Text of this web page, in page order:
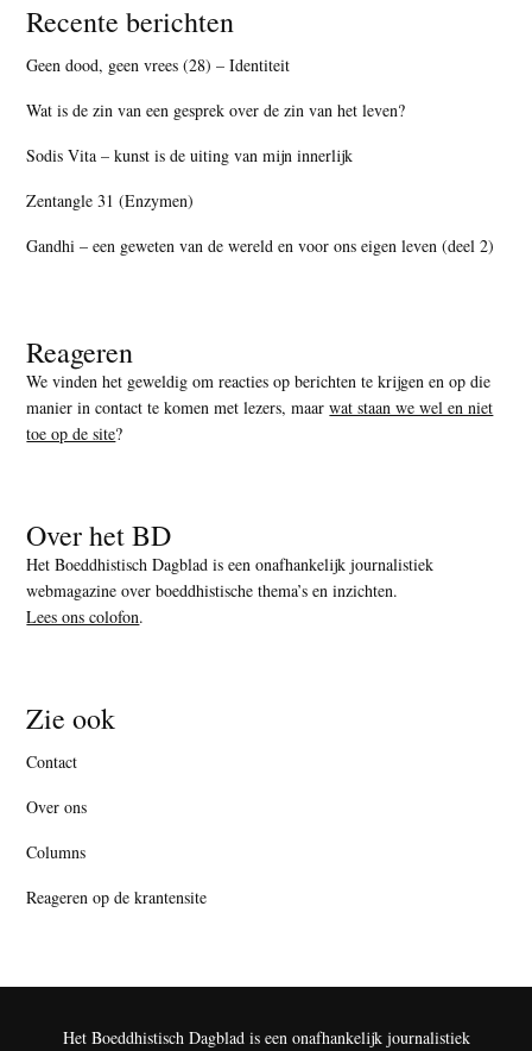
Recente berichten
Geen dood, geen vrees (28) – Identiteit
Wat is de zin van een gesprek over de zin van het leven?
Sodis Vita – kunst is de uiting van mijn innerlijk
Zentangle 31 (Enzymen)
Gandhi – een geweten van de wereld en voor ons eigen leven (deel 2)
Reageren
We vinden het geweldig om reacties op berichten te krijgen en op die
manier in contact te komen met lezers, maarwat staan we wel en niet
toe op de site?
Over het BD
Het Boeddhistisch Dagblad is een onafhankelijk journalistiek
webmagazine over boeddhistische thema’s en inzichten.
Lees ons colofon.
Zie ook
Contact
Over ons
Columns
Reageren op de krantensite
Het Boeddhistisch Dagblad is een onafhankelijk journalistiek